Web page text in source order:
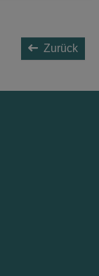
Zurück